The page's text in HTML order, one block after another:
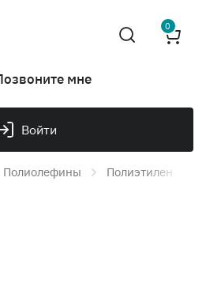
0
мне
Войти
Полиолефины Полиэтилен